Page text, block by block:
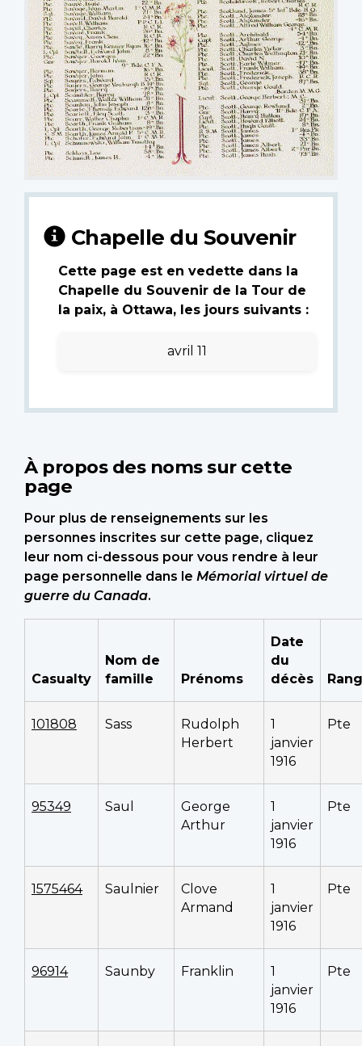
Chapelle du Souvenir
Cette page est en vedette dans la
Chapelle du Souvenir de la Tour de
la paix, à Ottawa, les jours suivants :
avril 11
À propos des noms sur cette
page
Pour plus de renseignements sur les
personnes inscrites sur cette page, cliquez
leur nom ci-dessous pour vous rendre à leur
page personnelle dans le Mémorial virtuel de
guerre du Canada.
Casualty
Nom de
famille
Prénoms
Date
du
décès
Rang
101808 Sass
Rudolph
Herbert
1
janvier
1916
Pte
95349 Saul
George
Arthur
1
janvier
1916
Pte
1575464 Saulnier
Clove
Armand
1
janvier
1916
Pte
96914 Saunby Franklin
1
janvier
1916
Pte